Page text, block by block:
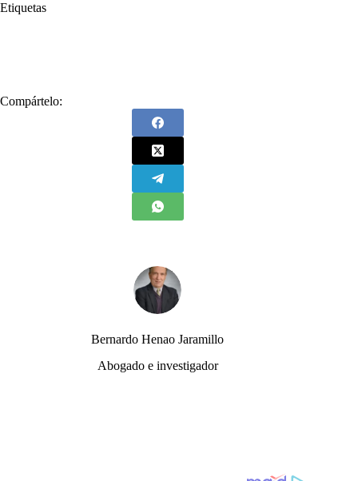
Etiquetas
Compártelo:
Bernardo Henao Jaramillo
Abogado e investigador